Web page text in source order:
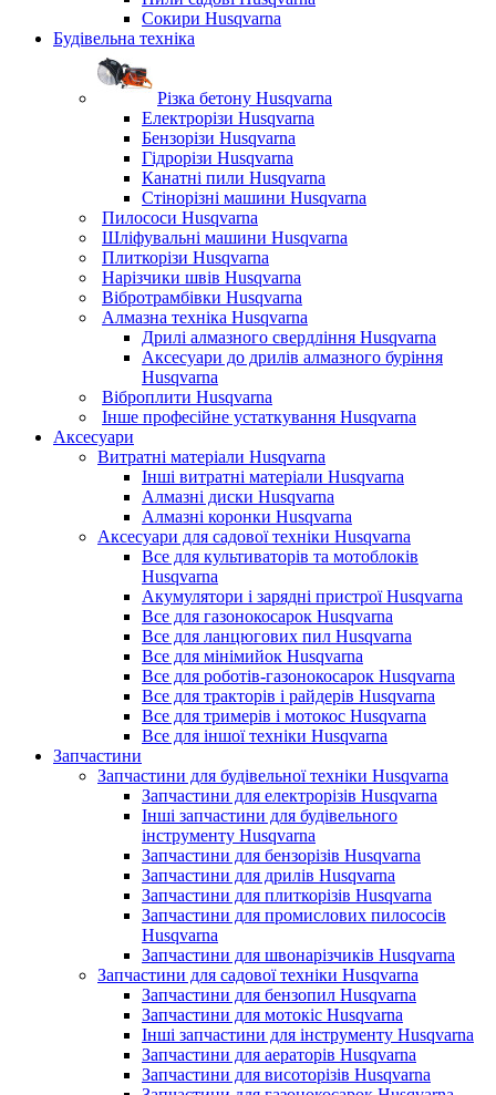
Сокири Husqvarna
Будівельна техніка
Різка бетону Husqvarna
Електрорізи Husqvarna
Бензорізи Husqvarna
Гідрорізи Husqvarna
Канатні пили Husqvarna
Стінорізні машини Husqvarna
Пилососи Husqvarna
Шліфувальні машини Husqvarna
Плиткорізи Husqvarna
Нарізчики швів Husqvarna
Вібротрамбівки Husqvarna
Алмазна техніка Husqvarna
Дрилі алмазного свердління Husqvarna
Аксесуари до дрилів алмазного буріння
Husqvarna
Віброплити Husqvarna
Інше професійне устаткування Husqvarna
Аксесуари
Витратні матеріали Husqvarna
Інші витратні матеріали Husqvarna
Алмазні диски Husqvarna
Алмазні коронки Husqvarna
Аксесуари для садової техніки Husqvarna
Все для культиваторів та мотоблоків
Husqvarna
Акумулятори і зарядні пристрої Husqvarna
Все для газонокосарок Husqvarna
Все для ланцюгових пил Husqvarna
Все для мінімийок Husqvarna
Все для роботів-газонокосарок Husqvarna
Все для тракторів і райдерів Husqvarna
Все для тримерів і мотокос Husqvarna
Все для іншої техніки Husqvarna
Запчастини
Запчастини для будівельної техніки Husqvarna
Запчастини для електрорізів Husqvarna
Інші запчастини для будівельного
інструменту Husqvarna
Запчастини для бензорізів Husqvarna
Запчастини для дрилів Husqvarna
Запчастини для плиткорізів Husqvarna
Запчастини для промислових пилососів
Husqvarna
Запчастини для швонарізчиків Husqvarna
Запчастини для садової техніки Husqvarna
Запчастини для бензопил Husqvarna
Запчастини для мотокіс Husqvarna
Інші запчастини для інструменту Husqvarna
Запчастини для аераторів Husqvarna
Запчастини для висоторізів Husqvarna